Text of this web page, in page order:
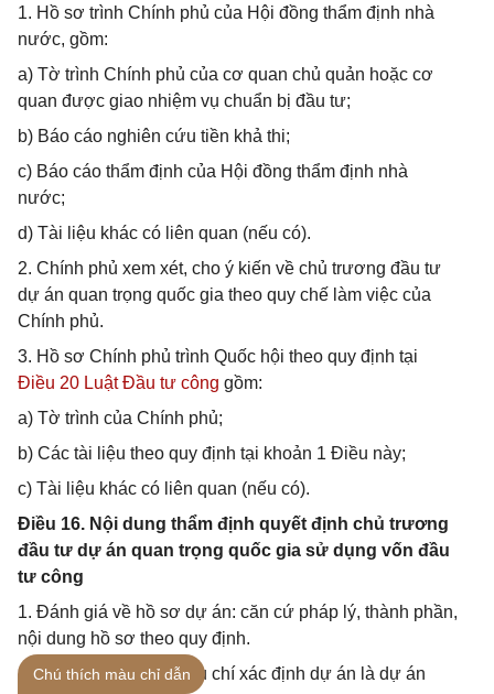
1. Hồ sơ trình Chính phủ của Hội đồng thẩm định nhà
nước, gồm:
a) Tờ trình Chính phủ của cơ quan chủ quản hoặc cơ
quan được giao nhiệm vụ chuẩn bị đầu tư;
b) Báo cáo nghiên cứu tiền khả thi;
c) Báo cáo thẩm định của Hội đồng thẩm định nhà
nước;
d) Tài liệu khác có liên quan (nếu có).
2. Chính phủ xem xét, cho ý kiến về chủ trương đầu tư
dự án quan trọng quốc gia theo quy chế làm việc của
Chính phủ.
3. Hồ sơ Chính phủ trình Quốc hội theo quy định tại
Điều 20 Luật Đầu tư công gồm:
a) Tờ trình của Chính phủ;
b) Các tài liệu theo quy định tại khoản 1 Điều này;
c) Tài liệu khác có liên quan (nếu có).
Điều 16. Nội dung thẩm định quyết định chủ trương
đầu tư dự án quan trọng quốc gia sử dụng vốn đầu
tư công
1. Đánh giá về hồ sơ dự án: căn cứ pháp lý, thành phần,
nội dung hồ sơ theo quy định.
2. Việc đáp ứng các tiêu chí xác định dự án là dự án
Chú thích màu chỉ dẫn